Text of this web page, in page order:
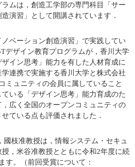
ムは，創造工学部の専門科目「サー
演習」として開講されています．
ベーション創造演習」で実践してい
デザイン教育プログラムが，香川大学
イン思考」能力を有した人材育成に
連携で実施する香川大学と株式会社
ミュニティの会員に属していること
いる「デザイン思考」能力育成のた
広く全国のオープンコミュニティの
ている点も評価されました．
枝准教授は，情報システム・セキュ
，米谷准教授とともに令和2年度に続
す。（前回受賞について：